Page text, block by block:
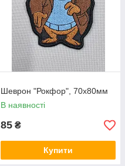
Шеврон "Рокфор", 70х80мм
В наявності
85 ₴
Купити